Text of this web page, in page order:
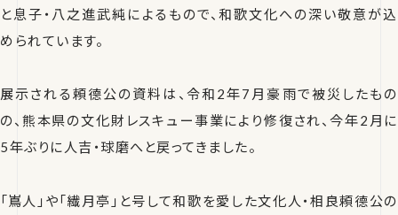
と息子・八之進武純によるもので、和歌文化への深い敬意が込
められています。
展示される頼德公の資料は、令和2年7月豪雨で被災したもの
の、熊本県の文化財レスキュー事業により修復され、今年2月に
5年ぶりに人吉・球磨へと戻ってきました。
「嶌人」や「繊月亭」と号して和歌を愛した文化人・相良頼德公の